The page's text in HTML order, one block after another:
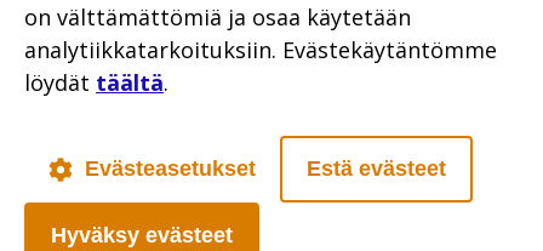
Anna palautetta
Saavutettavuusseloste
Evästekäytännöt
on välttämättömiä ja osaa käytetään
analytiikkatarkoituksiin. Evästekäytäntömme
löydät täältä.
Evästeasetukset Estä evästeet
Hyväksy evästeet